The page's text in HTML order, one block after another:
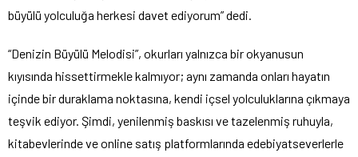
büyülü yolculuğa herkesi davet ediyorum” dedi.
“Denizin Büyülü Melodisi”, okurları yalnızca bir okyanusun
kıyısında hissettirmekle kalmıyor; aynı zamanda onları hayatın
içinde bir duraklama noktasına, kendi içsel yolculuklarına çıkmaya
teşvik ediyor. Şimdi, yenilenmiş baskısı ve tazelenmiş ruhuyla,
kitabevlerinde ve online satış platformlarında edebiyatseverlerle